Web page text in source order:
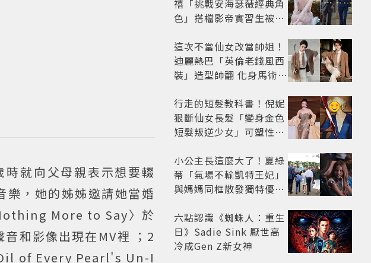
就向父母親表示想要輟
樂，她的姊姊邀請她當婚
More to Say〉於
和影像出現在MV裡 ；2
Oil of Every Pearl's Un-I
禧「挑戰安海瑟薇經典角
色」搭檔影帝實習生被
這次不當仙女改當帥姐！
迪麗熱巴「英倫老錢風西
裝」造型帥翻 化身馬術師
行走的短髮教科書！倪妮
狠斷仙女長髮「變身金色
短髮叛逆少女」可塑性超
小公主長這麼大了！夏綠
蒂「氣場不輸凱特王妃」
與媽媽同框散發獨特優雅
六點認識《蜘蛛人：重生
日》Sadie Sink 厭世高
冷成Gen Z新女神